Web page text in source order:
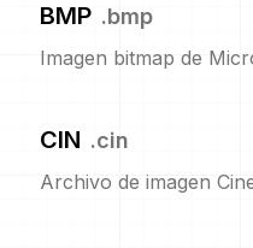
BMP .bmp
Imagen bitmap de
CIN .cin
Archivo de imagen